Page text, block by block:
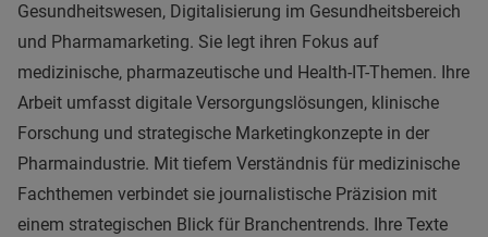
Gesundheitswesen, Digitalisierung im Gesundheitsbereich
und Pharmamarketing. Sie legt ihren Fokus auf
medizinische, pharmazeutische und Health-IT-Themen. Ihre
Arbeit umfasst digitale Versorgungslösungen, klinische
Forschung und strategische Marketingkonzepte in der
Pharmaindustrie. Mit tiefem Verständnis für medizinische
Fachthemen verbindet sie journalistische Präzision mit
einem strategischen Blick für Branchentrends. Ihre Texte